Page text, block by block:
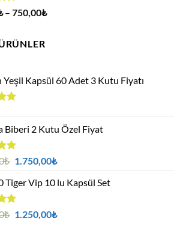
– 750,00₺Fiyat
Yeşil Kapsül 60 Adet 3 Kutu Fiyatı
Biberi 2 Kutu Özel Fiyat
₺ Orijinal
2.500,00₺.
1.750,00₺Şu
fiyat:
Tiger Vip 10 lu Kapsül Set
₺ Orijinal
1.250,00₺Şu